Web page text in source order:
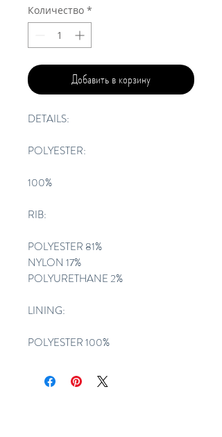
Количество *
Добавить в корзину
DETAILS:
POLYESTER:
100%
RIB:
POLYESTER 81%
NYLON 17%
POLYURETHANE 2%
LINING:
POLYESTER 100%